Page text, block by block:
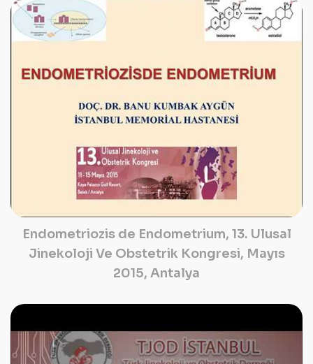
Endometriozis de Endometrium, 13. Ulusal
Jinekoloji Ve Obstetrik Kongresi, Mayıs
2015, Antalya